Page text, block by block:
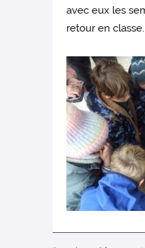
avec eux les
retour en classe.